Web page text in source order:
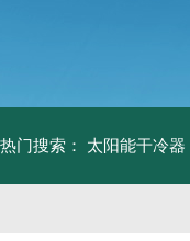
热门搜索： 太阳能干冷器